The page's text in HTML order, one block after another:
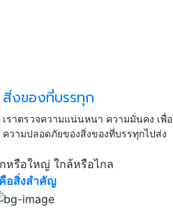
สิ่งของที่บรรทุก
เราตรวจความแน่นหนา ความมั่นคง เพื่อ
ความปลอดภัยของสิ่งของที่บรรทุกไปส่ง
กหรือใหญ่ ใกล้หรือไกล
อสิ่งสำคัญ